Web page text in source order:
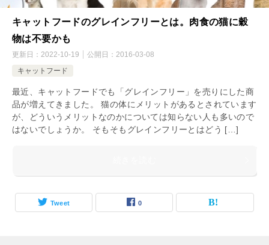
キャットフードのグレインフリーとは。肉食の猫に穀
物は不要かも
更新日： 2022-10-19 公開日： 2016-03-08
キャットフード
最近、キャットフードでも「グレインフリー」を売りにした商
品が増えてきました。 猫の体にメリットがあるとされています
が、どういうメリットなのかについては知らない人も多いので
はないでしょうか。 そもそもグレインフリーとはどう […]
Tweet 0